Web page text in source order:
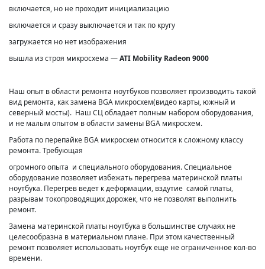
включается, но не проходит инициализацию
включается и сразу выключается и так по кругу
загружается но нет изображения
вышла из строя микросхема —ATI Mobility Radeon 9000
Наш опыт в области ремонта ноутбуков позволяет производить такой
вид ремонта, как замена BGA микросхем(видео карты, южный и
северный мосты). Наш СЦ обладает полным набором оборудования,
и не малым опытом в области замены BGA микросхем.
Работа по перепайке BGA микросхем относится к сложному классу
ремонта. Требующая
огромного опыта и специального оборудования. Специальное
оборудование позволяет избежать перегрева материнской платы
ноутбука. Перегрев ведет к деформации, вздутие самой платы,
разрывам токопроводящих дорожек, что не позволят выполнить
ремонт.
Замена материнской платы ноутбука в большинстве случаях не
целесообразна в материальном плане. При этом качественный
ремонт позволяет использовать ноутбук еще не ограниченное кол-во
времени.